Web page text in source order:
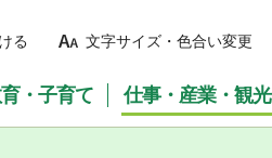
る 文字サイズ・色合い変更
・子育て 仕事・産業・観光